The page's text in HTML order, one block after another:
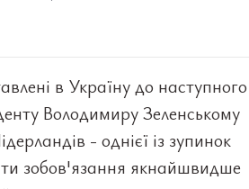
в Україну до наступного
Володимиру Зеленському
- однієї із зупинок
зобов'язання якнайшвидше